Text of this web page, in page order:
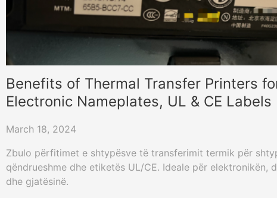
Benefits of Thermal Transfer Printers
Electronic Nameplates, UL & CE Labels
March 18, 2024
Zbulo përfitimet e shtypësve të transferimit termik për
qëndrueshme dhe etiketës UL/CE. Ideale për elektronikën,
dhe gjatësinë.